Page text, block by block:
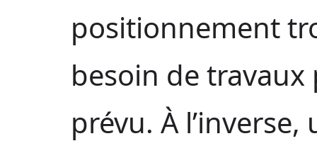
positionnement
besoin de
prévu. À